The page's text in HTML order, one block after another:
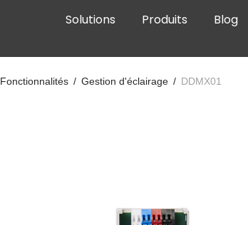
Solutions Produits Blog
Fonctionnalités / Gestion d'éclairage / DDMX01